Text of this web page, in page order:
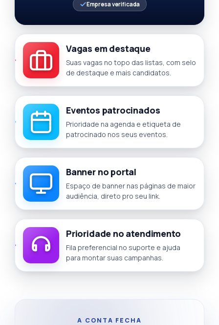
Empresa verificada
Vagas em destaque
Suas vagas no topo das listas, com selo
de destaque e mais candidatos.
Eventos patrocinados
Prioridade na agenda e etiqueta de
patrocinado nos seus eventos.
Banner no portal
Espaço de banner nas páginas de maior
audiência, direto pro seu link.
Prioridade no atendimento
Fila preferencial no suporte e ajuda
para montar suas campanhas.
A CONTA FECHA